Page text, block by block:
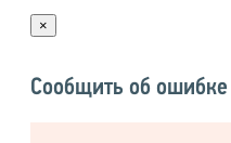
×
Сообщить об ошибке